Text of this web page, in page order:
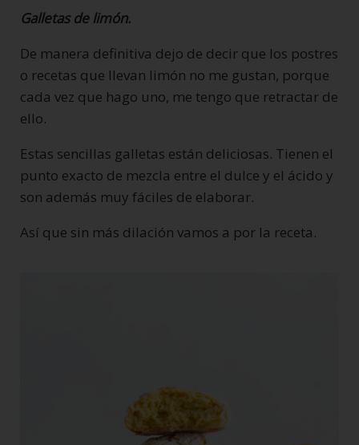
Galletas de limón.
De manera definitiva dejo de decir que los postres
o recetas que llevan limón no me gustan, porque
cada vez que hago uno, me tengo que retractar de
ello.
Estas sencillas galletas están deliciosas. Tienen el
punto exacto de mezcla entre el dulce y el ácido y
son además muy fáciles de elaborar.
Así que sin más dilación vamos a por la receta.